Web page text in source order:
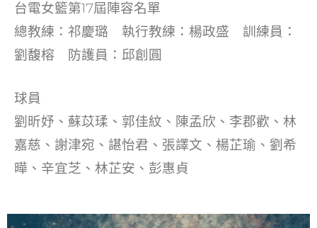
台電女籃第17屆陣容名單
總教練：祁慶璐 執行教練：楊政盛 訓練員：
劉馥榕 防護員：邱創圓
球員
劉昕妤、蘇苡瑈、郭佳紋、陳孟欣、李郡歡、林
嘉慈、謝津宛、諶怡君、張譯文、楊芷瑜、劉希
曄、辛宜芝、林芷安、彭惠貞